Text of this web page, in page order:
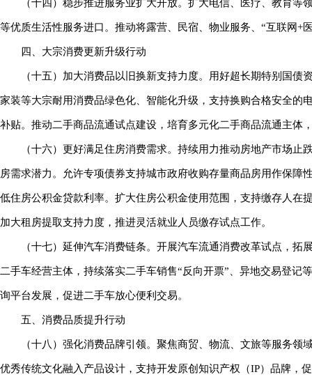
（十四）稳步推进服务业扩大开放。扩大电信、医疗、教育
等优质生活性服务进口。推动将露营、民宿、物业服务、“互联网+
四、大宗消费更新升级行动
（十五）加大消费品以旧换新支持力度。用好超长期特别国
家装等大宗耐用消费品绿色化、智能化升级，支持换购合格安全的
补贴。推动二手商品流通试点建设，培育多元化二手商品流通主体
（十六）更好满足住房消费需求。持续用力推动房地产市场
房需求潜力。允许专项债券支持城市政府收购存量商品房用作保
低住房公积金贷款利率。扩大住房公积金使用范围，支持缴存人
加大租房提取支持力度，推进灵活就业人员缴存试点工作。
（十七）延伸汽车消费链条。开展汽车流通消费改革试点，
二手车经营主体，持续落实二手车销售“反向开票”、异地交易登
询平台发展，促进二手车放心便利交易。
五、消费品质提升行动
（十八）强化消费品牌引领。聚焦商贸、物流、文旅等服务
优秀传统文化融入产品设计，支持开发原创知识产权（IP）品牌，